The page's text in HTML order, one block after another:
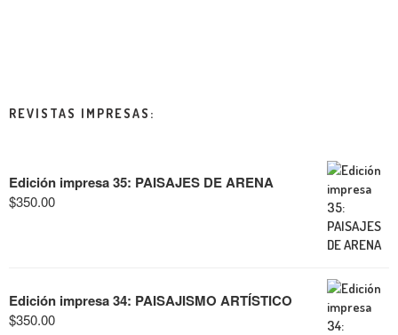
REVISTAS IMPRESAS:
Edición impresa 35: PAISAJES DE ARENA
$350.00
Edición impresa 34: PAISAJISMO ARTÍSTICO
$350.00